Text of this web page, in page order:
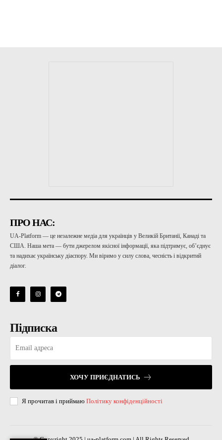
ПРО НАС:
UA-Platform — це незалежне медіа для українців у Великій Британії, Канаді та
США. Наша мета — бути джерелом якісної інформації, яка підтримує, об’єднує
та надихає українську діаспору. Ми віримо у силу слова, чесність і відкритий
діалог.
Підписка
ХОЧУ ПРИЄДНАТИСЬ
Я прочитав і приймаю Політику конфіденційності